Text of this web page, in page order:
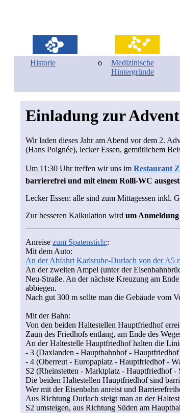
Historie
Medizinische
Hintergründe
Einladung zur
Wir laden dieses Jahr am Abend vor dem 2.
(Hans Poignée), lecker Essen, gemütlichem
Um 11:30 Uhrtreffen wir uns im Restaurant
barrierefrei und mit einem Rolli-WC
Lecker Essen: alle sind zum Mittagessen inkl.
Zur besseren Kalkulation wird um Anmeldung
Anreise zum Spatenstich::
Mit dem Auto:
An der Abfahrt Karlsruhe-Durlach von der A5
An der zweiten Ampel (unter der
Neu-Straße. An der nächste Kreuzung am
abbiegen.
Nach gut 300 m sollte man die Gebäude vom
Mit der Bahn:
Von den beiden Haltestellen Hauptfriedhof
Zaun des Friedhofs entlang, am Ende des
An der Haltestelle Hauptfriedhof halten die
- 3 (Daxlanden - Hauptbahnhof -
- 4 (Oberreut - Europaplatz - Hauptfriedhof -
S2 (Rheinstetten - Marktplatz - Hauptfriedhof -
Die beiden Haltestellen Hauptfriedhof sind
Wer mit der Eisenbahn anreist und
Aus Richtung Durlach steigt man an der
S2 umsteigen, aus Richtung Süden am